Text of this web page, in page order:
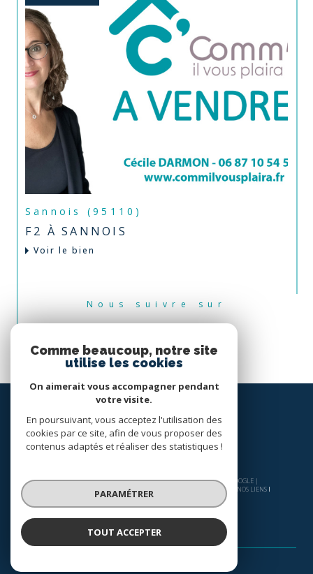
Sannois (95110)
F2 À SANNOIS
Voir le bien
Nous suivre sur
© 2026 | TOUS DROITS RÉSERVÉS | TRADUCTION POWERED BY GOOGLE |
NOS HONORAIRES
PLAN DU SITE MENTIONS LÉGALES ADMIN
NOS LIENS
POLITIQUE RGPD
Comme beaucoup, notre site
utilise les cookies
On aimerait vous accompagner pendant
votre visite.
En poursuivant, vous acceptez l'utilisation des
cookies par ce site, afin de vous proposer des
contenus adaptés et réaliser des statistiques !
PARAMÉTRER
TOUT ACCEPTER